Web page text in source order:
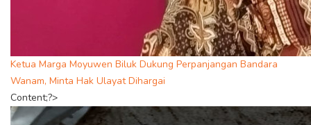
Ketua Marga Moyuwen Biluk Dukung Perpanjangan Bandara
Wanam, Minta Hak Ulayat Dihargai
Content;?>